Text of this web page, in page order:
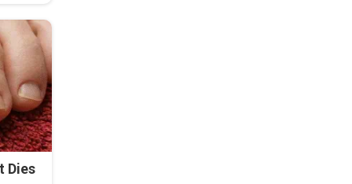
Dies